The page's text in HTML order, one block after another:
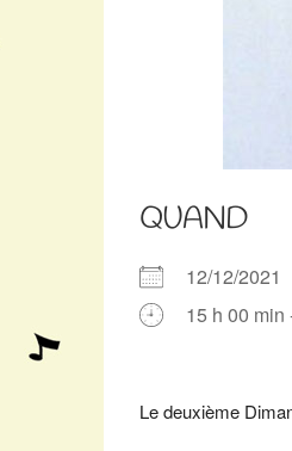
QUAND
12/12/2021
15 h 00 min
Le deuxième